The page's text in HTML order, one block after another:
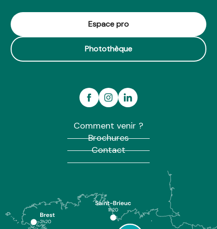
Le Relais de la Rance
Le Grenier d'Ernestine
La Guichardaye
Espace pro
Photothèque
Comment venir ?
Brochures
Contact